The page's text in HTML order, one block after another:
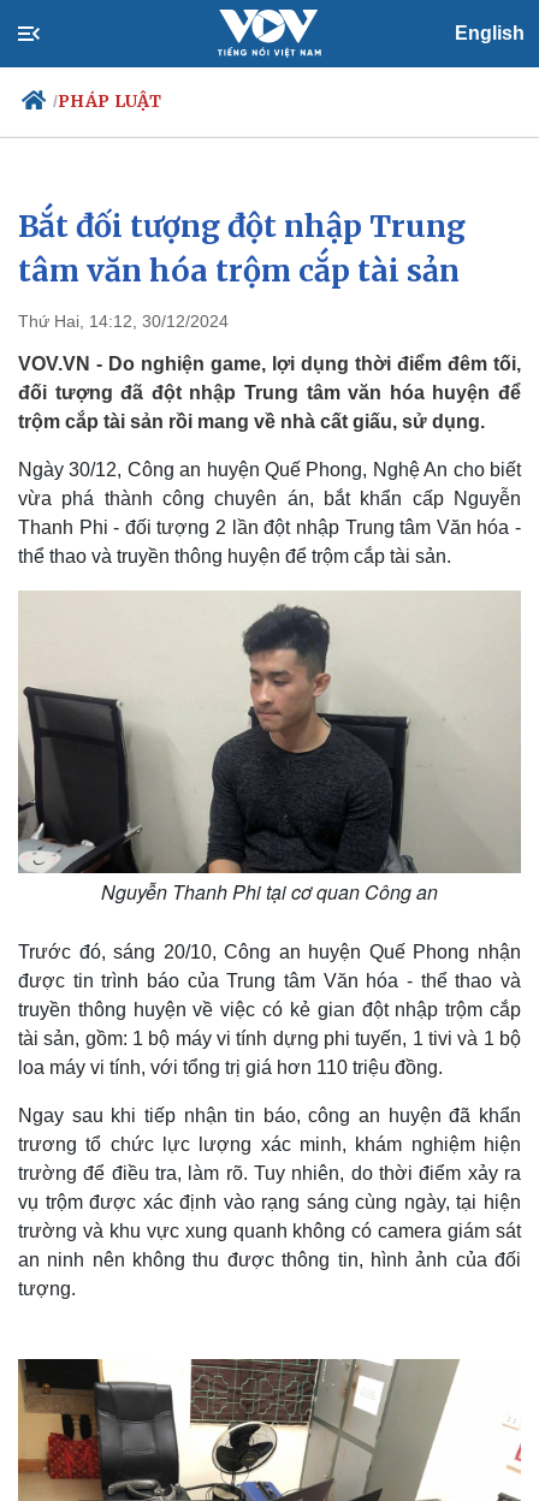
English
/PHÁP LUẬT
Chính trị
Đảng
Tổ chức nhân sự
Nhận diện sự thật
Xã hội
Tin 24h
Dự báo thời tiết
Việc làm
Biển đảo
Bắt đối tượng đột nhập Trung
tâm văn hóa trộm cắp tài sản
Thứ Hai, 14:12, 30/12/2024
VOV.VN - Do nghiện game, lợi dụng thời điểm đêm tối,
đối tượng đã đột nhập Trung tâm văn hóa huyện để
trộm cắp tài sản rồi mang về nhà cất giấu, sử dụng.
Ngày 30/12, Công an huyện Quế Phong, Nghệ An cho biết
vừa phá thành công chuyên án, bắt khẩn cấp Nguyễn
Thanh Phi - đối tượng 2 lần đột nhập Trung tâm Văn hóa -
thể thao và truyền thông huyện để trộm cắp tài sản.
Nguyễn Thanh Phi tại cơ quan Công an
Trước đó, sáng 20/10, Công an huyện Quế Phong nhận
được tin trình báo của Trung tâm Văn hóa - thể thao và
truyền thông huyện về việc có kẻ gian đột nhập trộm cắp
tài sản, gồm: 1 bộ máy vi tính dựng phi tuyến, 1 tivi và 1 bộ
loa máy vi tính, với tổng trị giá hơn 110 triệu đồng.
Ngay sau khi tiếp nhận tin báo, công an huyện đã khẩn
trương tổ chức lực lượng xác minh, khám nghiệm hiện
trường để điều tra, làm rõ. Tuy nhiên, do thời điểm xảy ra
vụ trộm được xác định vào rạng sáng cùng ngày, tại hiện
trường và khu vực xung quanh không có camera giám sát
an ninh nên không thu được thông tin, hình ảnh của đối
tượng.